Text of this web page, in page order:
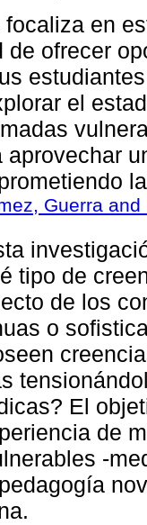
en
de ofrecer
el
Guerra
tipo de
de los
o
El
de
-